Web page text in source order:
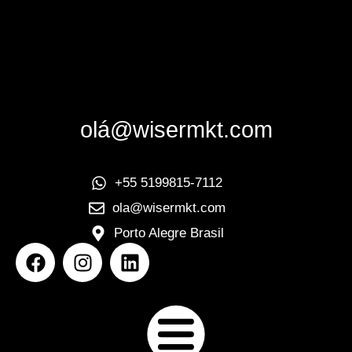
olá@wisermkt.com
+55 5199815-7112
ola@wisermkt.com
Porto Alegre Brasil